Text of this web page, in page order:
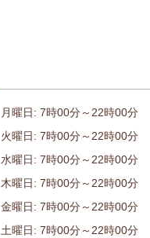
月曜日: 7時00分～22時00分
火曜日: 7時00分～22時00分
水曜日: 7時00分～22時00分
木曜日: 7時00分～22時00分
金曜日: 7時00分～22時00分
土曜日: 7時00分～22時00分